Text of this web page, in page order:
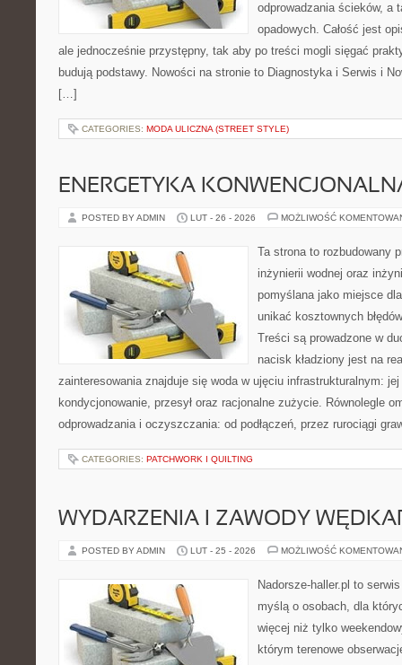
odprowadzania ścieków, a
opadowych. Całość jest
ale jednocześnie przystępny, tak aby po treści mogli sięgać
budują podstawy. Nowości na stronie to Diagnostyka i Serwis i
[…]
CATEGORIES: MODA ULICZNA (STREET STYLE)
ENERGETYKA
POSTED BY ADMIN LUT - 26 - 2026 MOŻLIWOŚĆ
Ta strona to rozbudowany
inżynierii wodnej oraz
pomyślana jako miejsce
unikać kosztownych
Treści są prowadzone w
nacisk kładziony jest na
zainteresowania znajduje się woda w ujęciu infrastrukturalnym:
kondycjonowanie, przesył oraz racjonalne zużycie. Równolegle
odprowadzania i oczyszczania: od podłączeń, przez rurociągi
CATEGORIES: PATCHWORK I QUILTING
WYDARZENIA I ZAWODY
POSTED BY ADMIN LUT - 25 - 2026 MOŻLIWOŚĆ
Nadorsze-haller.pl to
myślą o osobach, dla
więcej niż tylko
którym terenowe